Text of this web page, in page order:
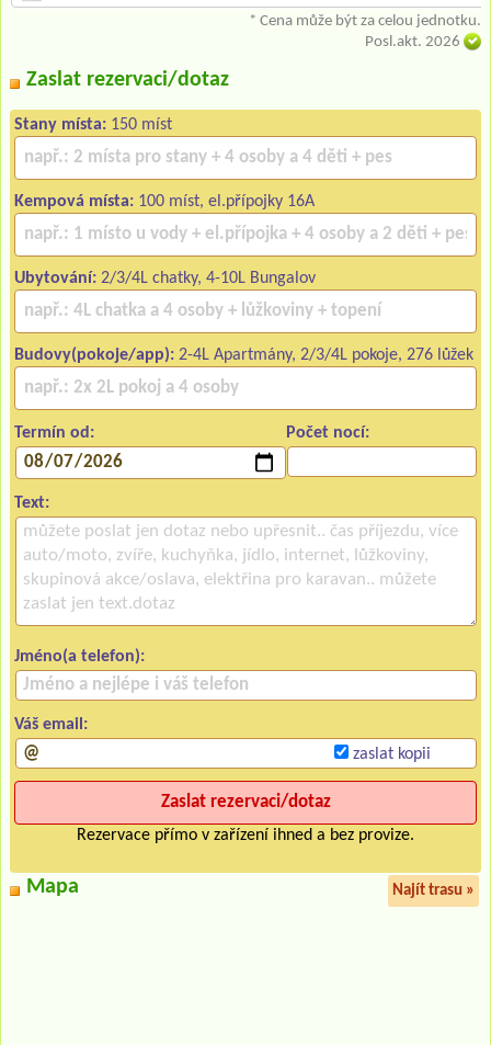
* Cena může být za celou jednotku.
Posl.akt. 2026
Zaslat rezervaci/dotaz
Stany místa: 150 míst
Kempová místa: 100 míst, el.přípojky 16A
Ubytování: 2/3/4L chatky, 4-10L Bungalov
Budovy(pokoje/app): 2-4L Apartmány, 2/3/4L pokoje, 276 lůžek
Termín od: Počet nocí:
Text:
Jméno(a telefon):
Váš email:
zaslat kopii
Rezervace přímo v zařízení ihned a bez provize.
Mapa Najít trasu »